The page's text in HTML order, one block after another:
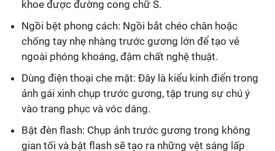
khoe được đường cong chữ S.
Ngồi bệt phong cách: Ngồi bắt chéo chân hoặc
chống tay nhẹ nhàng trước gương lớn để tạo vẻ
ngoài phóng khoáng, đậm chất nghệ thuật.
Dùng điện thoại che mặt: Đây là kiểu kinh điển trong
ảnh gái xinh chụp trước gương, tập trung sự chú ý
vào trang phục và vóc dáng.
Bật đèn flash: Chụp ảnh trước gương trong không
gian tối và bật flash sẽ tạo ra những vệt sáng lấp